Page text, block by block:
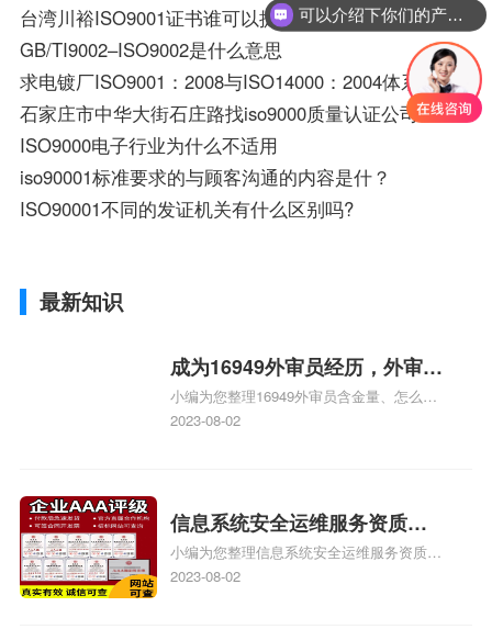
台湾川裕ISO9001证书谁可以提供？
GB/TI9002–ISO9002是什么意思
求电镀厂ISO9001：2008与ISO14000：2004体系文件全套
石家庄市中华大街石庄路找iso9000质量认证公司
ISO9000电子行业为什么不适用
iso90001标准要求的与顾客沟通的内容是什？
ISO90001不同的发证机关有什么区别吗?
最新知识
成为16949外审员经历，外审员
16949
小编为您整理16949外审员含金量、怎么才
能成为注册的TS16949:2009的外审员、我
2023-08-02
信息系统安全运维服务资质二
级费用，信息系统安全运维服
务资质二级
小编为您整理信息系统安全运维服务资质认
证证书机构有哪些、安全运维服务资质的费
2023-08-02
可以介绍下你们的产品么？